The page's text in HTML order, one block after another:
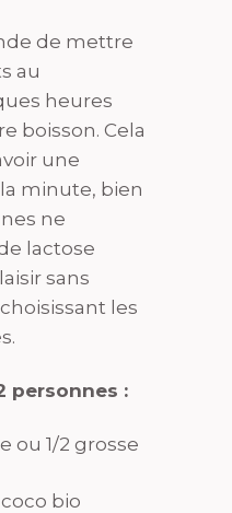
de mettre
au
heures
boisson. Cela
une
minute, bien
ne
lactose
sans
les
personnes :
ou 1/2 grosse
bio